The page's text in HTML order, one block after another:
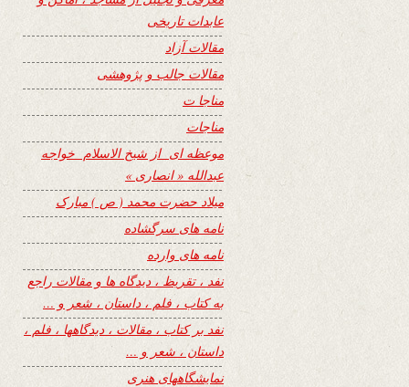
عابدات تاریخی
مقالات آزاد
مقالات جالب و پژوهشی
مناجا ت
مناجات
موعظه ای از شیخ الاسلام خواجه
عبدالله « انصاری »
میلاد حضرت محمد ( ص ) مبارک
نامه های سرگشاده
نامه های وارده
نفد ، تقریظ ، دیدگاه ها و مقالات راجع
به کتاب ، فلم ، داستان ، شعر و …
نفد بر کتاب ، مقالات ، دیدگاهها ، فلم ،
داستان ، شعر و …
نمایشگاههای هنری